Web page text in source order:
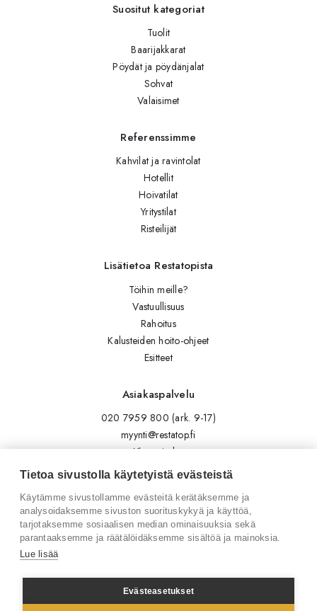
Suositut kategoriat
Tuolit
Baarijakkarat
Pöydät ja pöydänjalat
Sohvat
Valaisimet
Referenssimme
Kahvilat ja ravintolat
Hotellit
Hoivatilat
Yritystilat
Risteilijät
Lisätietoa Restatopista
Töihin meille?
Vastuullisuus
Rahoitus
Kalusteiden hoito-ohjeet
Esitteet
Asiakaspalvelu
020 7959 800 (ark. 9-17)
myynti@restatop.fi
Yhteystiedot
Lähetä viesti
Seuraa meitä
Tilaa uutiskirje
Facebook
Tietoa sivustolla käytetyistä evästeistä
Käytämme sivustollamme evästeitä kerätäksemme ja
analysoidaksemme sivuston suorituskykyä ja käyttöä,
tarjotaksemme sosiaalisen median ominaisuuksia sekä
parantaaksemme ja räätälöidäksemme sisältöä ja mainoksia.
Lue lisää
Evästeasetukset